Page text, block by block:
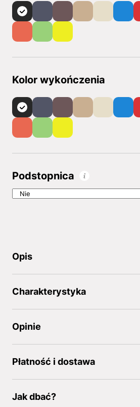
Kolor wykończenia
Podstopnica
Opis
Charakterystyka
Opinie
Płatność i dostawa
Jak dbać?